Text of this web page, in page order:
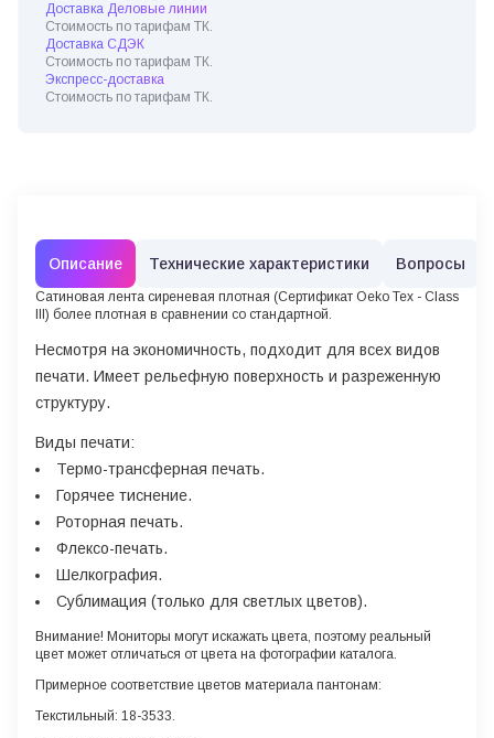
Доставка Деловые линии
Стоимость по тарифам ТК.
Доставка СДЭК
Стоимость по тарифам ТК.
Экспресс-доставка
Стоимость по тарифам ТК.
Описание Технические характеристики Вопросы
Сатиновая лента сиреневая плотная (Сертификат Oeko Tex - Class
III) более плотная в сравнении со стандартной.
Несмотря на экономичность, подходит для всех видов
печати. Имеет рельефную поверхность и разреженную
структуру.
Виды печати:
Термо-трансферная печать.
Горячее тиснение.
Роторная печать.
Флексо-печать.
Шелкография.
Сублимация (только для светлых цветов).
Внимание! Мониторы могут искажать цвета, поэтому реальный
цвет может отличаться от цвета на фотографии каталога.
Примерное соответствие цветов материала пантонам:
Текстильный: 18-3533.